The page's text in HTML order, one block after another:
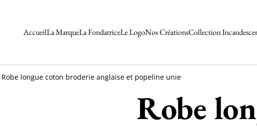
AccueilLa MarqueLa FondatriceLe LogoNos CréationsCollection
Robe longue coton broderie anglaise et popeline unie
Robe